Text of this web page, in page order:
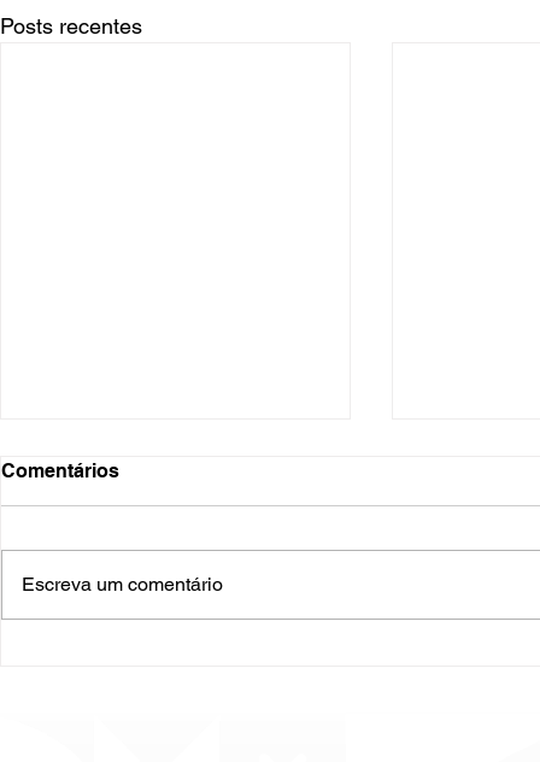
Posts recentes
Comentários
Escreva um comentário